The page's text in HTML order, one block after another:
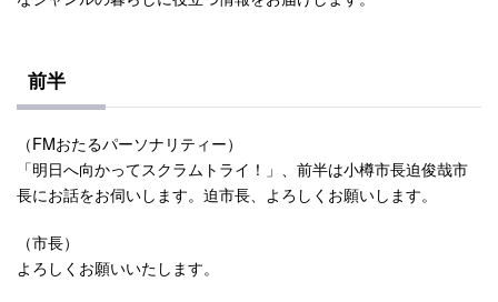
前半
（FMおたるパーソナリティー）
「明日へ向かってスクラムトライ！」、前半は小樽市長迫俊哉市
長にお話をお伺いします。迫市長、よろしくお願いします。
（市長）
よろしくお願いいたします。